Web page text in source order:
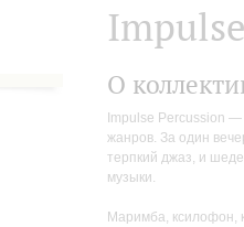
О
Impulse Percussion
жанров. За один
терпкий джаз, и
музыки.
Маримба, ксилофон,